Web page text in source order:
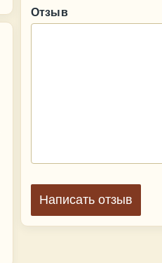
Отзыв
Написать отзыв